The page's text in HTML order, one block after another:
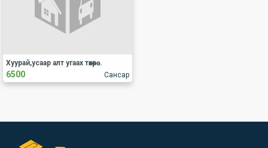
Сансар
Хуурай,усаар алт угаах төхөөрөмж
6500